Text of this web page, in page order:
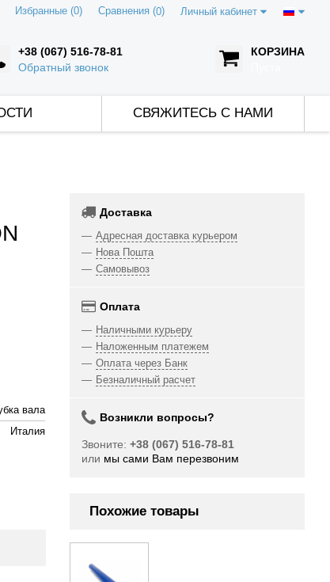
Избранные (0) Сравнения (0) Личный кабинет
+38 (067) 516-78-81
Обратный звонок
КОРЗИНА
СВЯЖИТЕСЬ С НАМИ
вала
Италия
Доставка
Адресная доставка курьером
Нова Пошта
Самовывоз
Оплата
Наличными курьеру
Наложенным платежем
Оплата через Банк
Безналичный расчет
Возникли вопросы?
Звоните: +38 (067) 516-78-81
или мы сами Вам перезвоним
Похожие товары